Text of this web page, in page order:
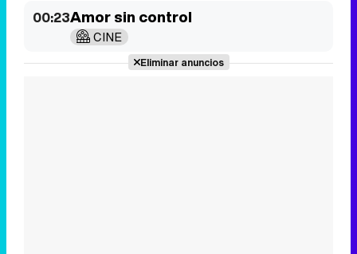
00:23Amor sin control
CINE
Eliminar anuncios